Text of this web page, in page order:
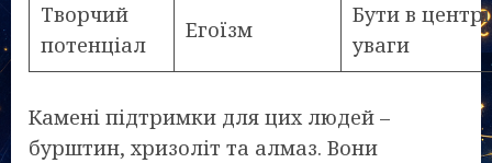
Творчий
потенціал
Егоїзм
Бути в центрі
уваги
Камені підтримки для цих людей –
бурштин, хризоліт та алмаз. Вони